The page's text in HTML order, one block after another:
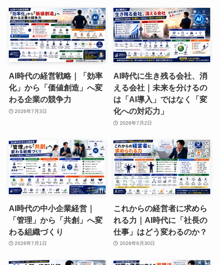
AI時代の経営戦略｜「効率
化」から「価値創造」へ変
わる企業の競争力
2026年7月3日
AI時代に生き残る会社、消
える会社｜未来を分けるの
は「AI導入」ではなく「変
化への対応力」
2026年7月2日
AI時代の中小企業経営｜
「管理」から「共創」へ変
わる組織づくり
2026年7月1日
これからの経営者に求めら
れる力｜AI時代に「社長の
仕事」はどう変わるのか？
2026年6月30日